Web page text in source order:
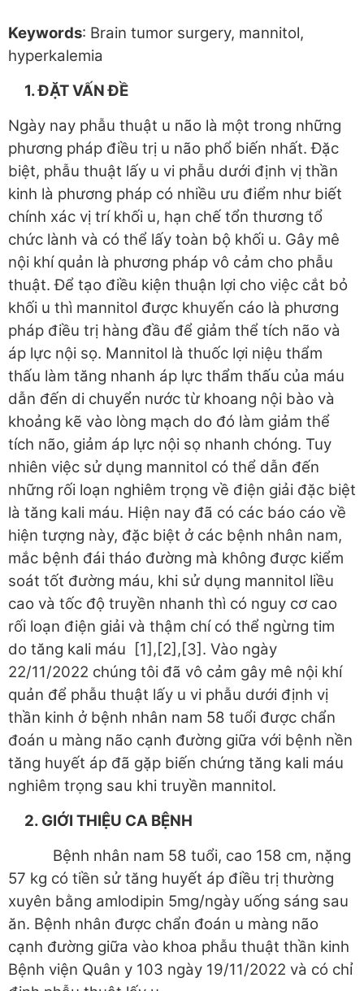
Keywords: Brain tumor surgery, mannitol,
hyperkalemia
1. ĐẶT VẤN ĐỀ
Ngày nay phẫu thuật u não là một trong những
phương pháp điều trị u não phổ biến nhất. Đặc
biệt, phẫu thuật lấy u vi phẫu dưới định vị thần
kinh là phương pháp có nhiều ưu điểm như biết
chính xác vị trí khối u, hạn chế tổn thương tổ
chức lành và có thể lấy toàn bộ khối u. Gây mê
nội khí quản là phương pháp vô cảm cho phẫu
thuật. Để tạo điều kiện thuận lợi cho việc cắt bỏ
khối u thì mannitol được khuyến cáo là phương
pháp điều trị hàng đầu để giảm thể tích não và
áp lực nội sọ. Mannitol là thuốc lợi niệu thẩm
thấu làm tăng nhanh áp lực thẩm thấu của máu
dẫn đến di chuyển nước từ khoang nội bào và
khoảng kẽ vào lòng mạch do đó làm giảm thể
tích não, giảm áp lực nội sọ nhanh chóng. Tuy
nhiên việc sử dụng mannitol có thể dẫn đến
những rối loạn nghiêm trọng về điện giải đặc biệt
là tăng kali máu. Hiện nay đã có các báo cáo về
hiện tượng này, đặc biệt ở các bệnh nhân nam,
mắc bệnh đái tháo đường mà không được kiểm
soát tốt đường máu, khi sử dụng mannitol liều
cao và tốc độ truyền nhanh thì có nguy cơ cao
rối loạn điện giải và thậm chí có thể ngừng tim
do tăng kali máu [1],[2],[3]. Vào ngày
22/11/2022 chúng tôi đã vô cảm gây mê nội khí
quản để phẫu thuật lấy u vi phẫu dưới định vị
thần kinh ở bệnh nhân nam 58 tuổi được chẩn
đoán u màng não cạnh đường giữa với bệnh nền
tăng huyết áp đã gặp biến chứng tăng kali máu
nghiêm trọng sau khi truyền mannitol.
2. GIỚI THIỆU CA BỆNH
Bệnh nhân nam 58 tuổi, cao 158 cm, nặng
57 kg có tiền sử tăng huyết áp điều trị thường
xuyên bằng amlodipin 5mg/ngày uống sáng sau
ăn. Bệnh nhân được chẩn đoán u màng não
cạnh đường giữa vào khoa phẫu thuật thần kinh
Bệnh viện Quân y 103 ngày 19/11/2022 và có chỉ